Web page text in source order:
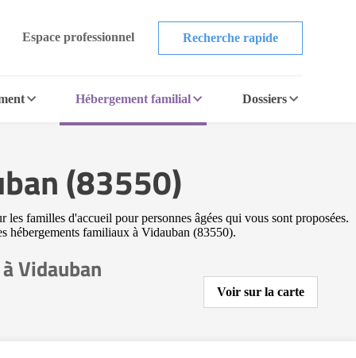
Espace professionnel Recherche rapide
Hébergement familial Dossiers
(83550)
familles d'accueil pour personnes âgées qui vous sont proposées.
hébergements familiaux à Vidauban (83550).
Vidauban
Voir sur la carte